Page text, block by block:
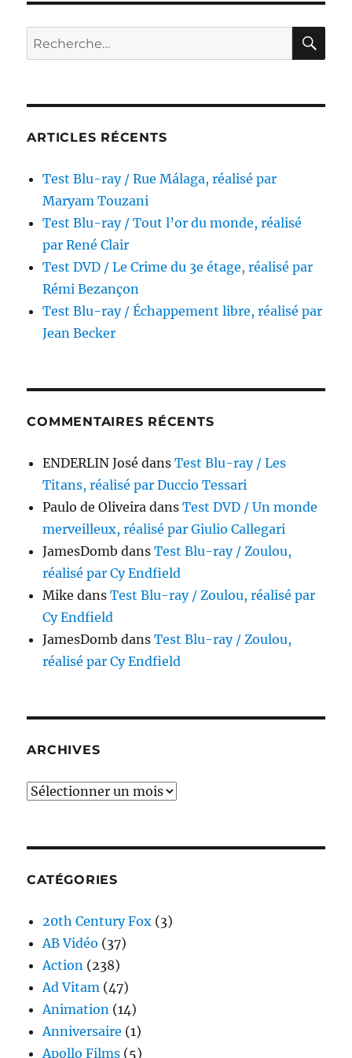
Doom,
par
Recherche
pour :
ARTICLES RÉCENTS
Test Blu-ray / Rue Málaga, réalisé par
Maryam Touzani
Test Blu-ray / Tout l’or du monde, réalisé
par René Clair
Test DVD / Le Crime du 3e étage, réalisé par
Rémi Bezançon
Test Blu-ray / Échappement libre, réalisé par
Jean Becker
COMMENTAIRES RÉCENTS
ENDERLIN José dansTest Blu-ray / Les
Titans, réalisé par Duccio Tessari
Paulo de Oliveira dansTest DVD / Un monde
merveilleux, réalisé par Giulio Callegari
JamesDomb dansTest Blu-ray / Zoulou,
réalisé par Cy Endfield
Mike dansTest Blu-ray / Zoulou, réalisé par
Cy Endfield
JamesDomb dansTest Blu-ray / Zoulou,
réalisé par Cy Endfield
ARCHIVES
Archives
CATÉGORIES
20th Century Fox (3)
AB Vidéo (37)
Action (238)
Ad Vitam (47)
Animation (14)
Anniversaire (1)
Apollo Films (5)